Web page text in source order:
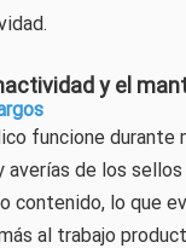
y el
funcione
de los
contenido, lo que
al trabajo